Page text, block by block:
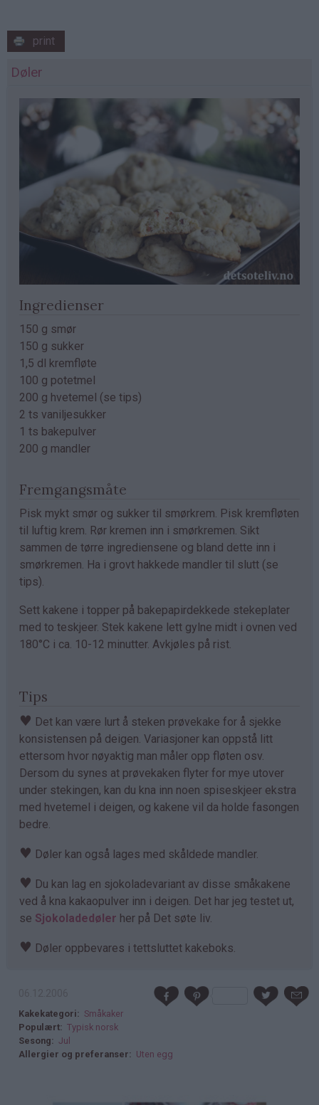
print
Døler
Ingredienser
150 g smør
150 g sukker
1,5 dl kremfløte
100 g potetmel
200 g hvetemel (se tips)
2 ts vaniljesukker
1 ts bakepulver
200 g mandler
Fremgangsmåte
Pisk mykt smør og sukker til smørkrem. Pisk kremfløten
til luftig krem. Rør kremen inn i smørkremen. Sikt
sammen de tørre ingrediensene og bland dette inn i
smørkremen. Ha i grovt hakkede mandler til slutt (se
tips).
Sett kakene i topper på bakepapirdekkede stekeplater
med to teskjeer. Stek kakene lett gylne midt i ovnen ved
180°C i ca. 10-12 minutter. Avkjøles på rist.
Tips
♥ Det kan være lurt å steken prøvekake for å sjekke
konsistensen på deigen. Variasjoner kan oppstå litt
ettersom hvor nøyaktig man måler opp fløten osv.
Dersom du synes at prøvekaken flyter for mye utover
under stekingen, kan du kna inn noen spiseskjeer ekstra
med hvetemel i deigen, og kakene vil da holde fasongen
bedre.
♥ Døler kan også lages med skåldede mandler.
♥ Du kan lag en sjokoladevariant av disse småkakene
ved å kna kakaopulver inn i deigen. Det har jeg testet ut,
se Sjokoladedøler her på Det søte liv.
♥ Døler oppbevares i tettsluttet kakeboks.
Kakekategori
Småkaker
Populært
Typisk norsk
Sesong
Jul
Allergier og preferanser
Uten egg